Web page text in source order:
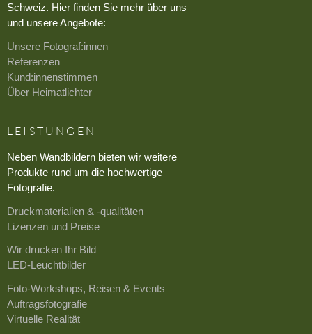
Schweiz. Hier finden Sie mehr über uns
und unsere Angebote:
Unsere Fotograf:innen
Referenzen
Kund:innenstimmen
Über Heimatlichter
LEISTUNGEN
Neben Wandbildern bieten wir weitere
Produkte rund um die hochwertige
Fotografie.
Druckmaterialien & -qualitäten
Lizenzen und Preise
Wir drucken Ihr Bild
LED-Leuchtbilder
Foto-Workshops, Reisen & Events
Auftragsfotografie
Virtuelle Realität